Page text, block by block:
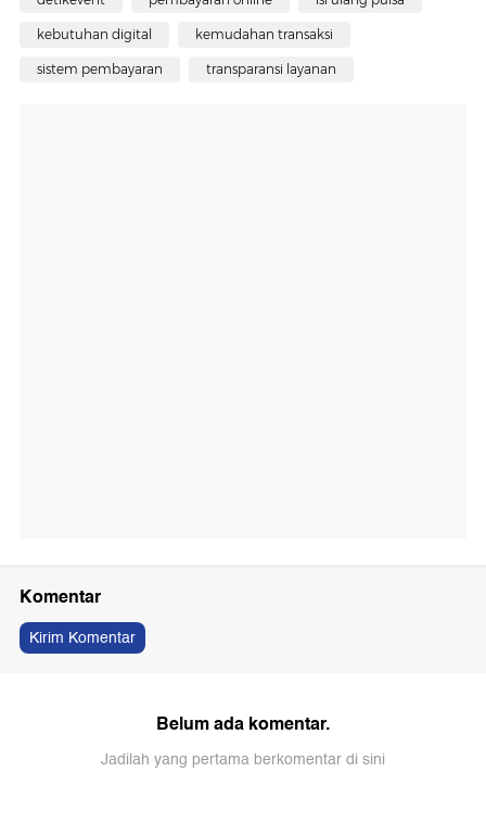
kebutuhan digital kemudahan transaksi
sistem pembayaran transparansi layanan
Komentar
Kirim Komentar
Belum ada komentar.
Jadilah yang pertama berkomentar di sini